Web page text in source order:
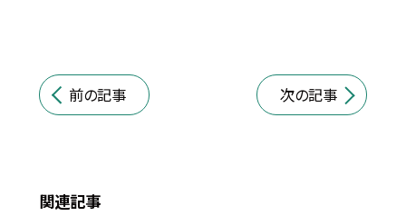
前の記事 次の記事
関連記事